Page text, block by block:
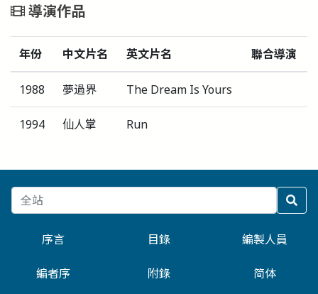
導演作品
年份 中文片名 英文片名 聯合導演
1988 夢過界 The Dream Is Yours
1994 仙人掌 Run
序言 目錄 編製人員
編者序 附錄 简体